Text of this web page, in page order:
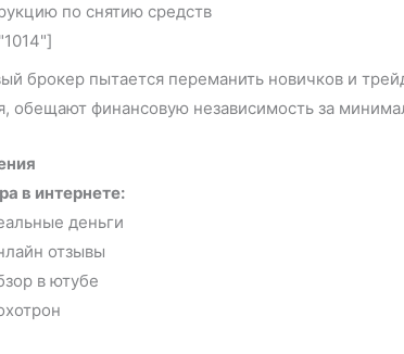
по снятию средств
брокер пытается переманить новичков и
обещают финансовую независимость за
в интернете:
деньги
отзывы
в ютубе